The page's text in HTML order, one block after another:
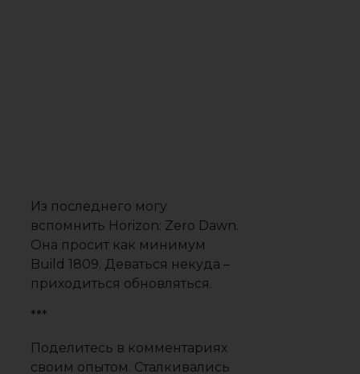
Из последнего могу
вспомнить Horizon: Zero Dawn.
Она просит как минимум
Build 1809. Деваться некуда –
приходиться обновляться.
***
Поделитесь в комментариях
своим опытом. Сталкивались